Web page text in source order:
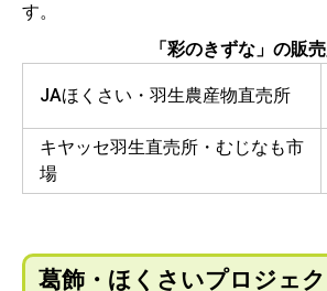
す。
「彩のきずな」の販
JAほくさい・羽生農産物直売所
キヤッセ羽生直売所・むじなも市
場
葛飾・ほくさいプロジェク